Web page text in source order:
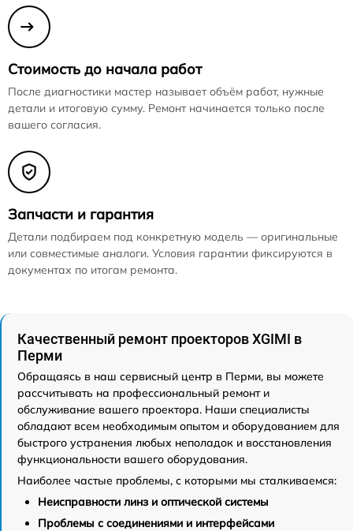
Стоимость до начала работ
После диагностики мастер называет объём работ, нужные
детали и итоговую сумму. Ремонт начинается только после
вашего согласия.
Запчасти и гарантия
Детали подбираем под конкретную модель — оригинальные
или совместимые аналоги. Условия гарантии фиксируются в
документах по итогам ремонта.
Качественный ремонт проекторов XGIMI в
Перми
Обращаясь в наш сервисный центр в Перми, вы можете
рассчитывать на профессиональный ремонт и
обслуживание вашего проектора. Наши специалисты
обладают всем необходимым опытом и оборудованием для
быстрого устранения любых неполадок и восстановления
функциональности вашего оборудования.
Наиболее частые проблемы, с которыми мы сталкиваемся:
Неисправности линз и оптической системы
Проблемы с соединениями и интерфейсами